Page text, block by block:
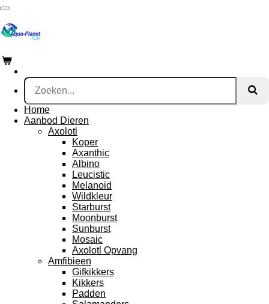
Ga
direct
naar
Home
Aanbod Dieren
Axolotl
Koper
Axanthic
Albino
Leucistic
Melanoid
Wildkleur
Starburst
Moonburst
Sunburst
Mosaic
Axolotl Opvang
Amfibieen
Gifkikkers
Kikkers
Padden